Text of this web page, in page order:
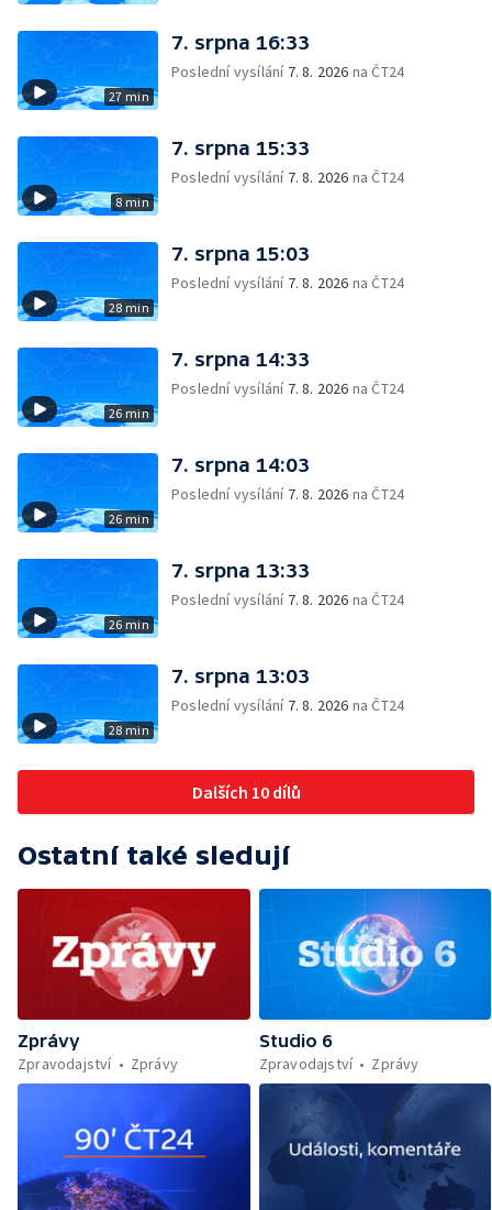
27 min
7. srpna 16:33
Poslední vysílání 7. 8. 2026 na ČT24
8 min
7. srpna 15:33
Poslední vysílání 7. 8. 2026 na ČT24
28 min
7. srpna 15:03
Poslední vysílání 7. 8. 2026 na ČT24
26 min
7. srpna 14:33
Poslední vysílání 7. 8. 2026 na ČT24
26 min
7. srpna 14:03
Poslední vysílání 7. 8. 2026 na ČT24
26 min
7. srpna 13:33
Poslední vysílání 7. 8. 2026 na ČT24
28 min
7. srpna 13:03
Poslední vysílání 7. 8. 2026 na ČT24
Dalších 10 dílů
Ostatní také sledují
Zprávy
Zpravodajství
Zprávy
Studio 6
Zpravodajství
Zprávy